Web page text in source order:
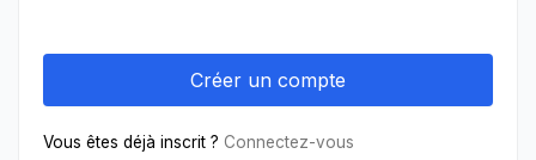
Vous êtes déjà inscrit ? Connectez-vous